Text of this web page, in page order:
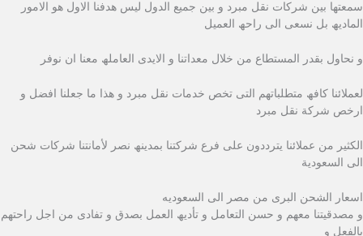
سمعتھا بین شركات نقل مبرد و بین جمیع الدول لیس ھدفنا الاول ھو الامور
المادیھ بل نسعى الى راحھ العمیل
و نحاول بقدر المستطاع من خلال معداتنا و الایدى العاملھ معنا ان نوفر
لعملائنا كافھ متطلباتھم التى تخص خدمات نقل مبرد و ھذا ما جعلنا افضل و
ارخص شركة نقل مبرد
الكثیر من عملائنا یترددون على فرع شركتنا بمدینھ نصر لأمانتنا شركات شحن
الى السعودية
اسعار الشحن البرى من مصر الى السعوديه
و مصدقیتنا معھم و حسن التعامل و تأدیھ العمل بصدق و تفادى من اجل راحتھم
بالفعل و